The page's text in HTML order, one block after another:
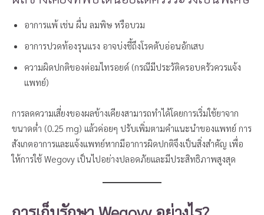
อาการแพ้ เช่น ผื่น ลมพิษ หรือบวม
อาการปวดท้องรุนแรง อาจบ่งชี้ถึงโรคตับอ่อนอักเสบ
ความผิดปกติของต่อมไทรอยด์ (กรณีมีประวัติครอบครัวควรแจ้ง
แพทย์)
การลดความเสี่ยงของผลข้างเคียงสามารถทำได้โดยการเริ่มใช้ยาจาก
ขนาดต่ำ (0.25 mg) แล้วค่อยๆ ปรับเพิ่มตามคำแนะนำของแพทย์ การ
สังเกตอาการและแจ้งแพทย์หากมีอาการผิดปกติจึงเป็นสิ่งสำคัญ เพื่อ
ให้การใช้ Wegovy เป็นไปอย่างปลอดภัยและมีประสิทธิภาพสูงสุด